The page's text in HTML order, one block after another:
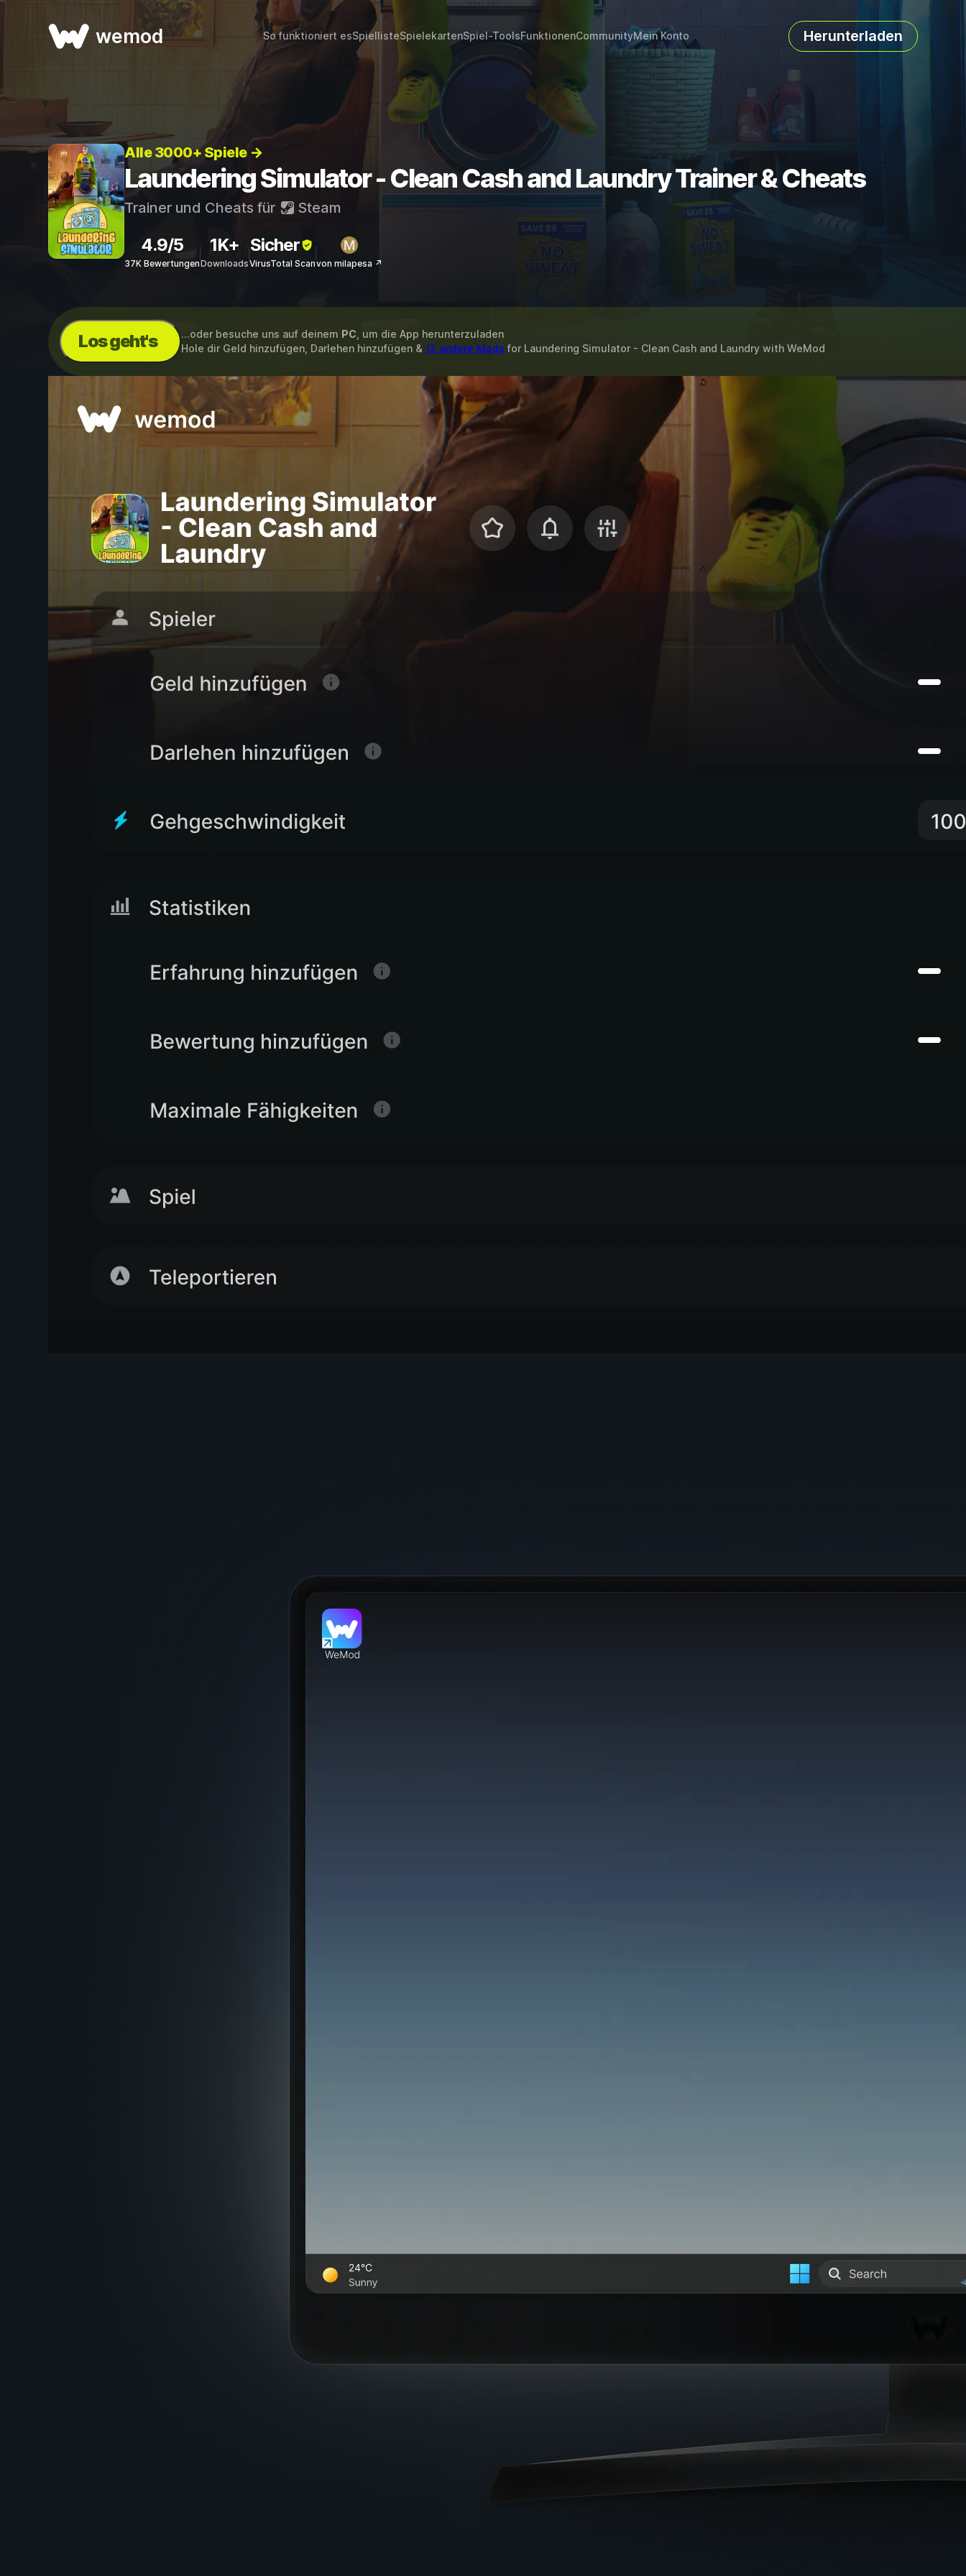
wemod So funktioniert esSpiellisteSpielekartenSpiel-ToolsFunktionenCommunityMein Konto Herunterladen
Alle 3000+ Spiele →
Laundering Simulator - Clean Cash and Laundry Trainer & Cheats
Trainer und Cheats für Steam
4.9/5
37K Bewertungen
1K+
Downloads
Sicher
VirusTotal Scanvon milapesa ↗
Los geht's ...oder besuche uns auf deinem PC , um die App herunterzuladen
Hole dir Geld hinzufügen, Darlehen hinzufügen & 12 andere Mods for Laundering Simulator - Clean Cash and Laundry with WeMod